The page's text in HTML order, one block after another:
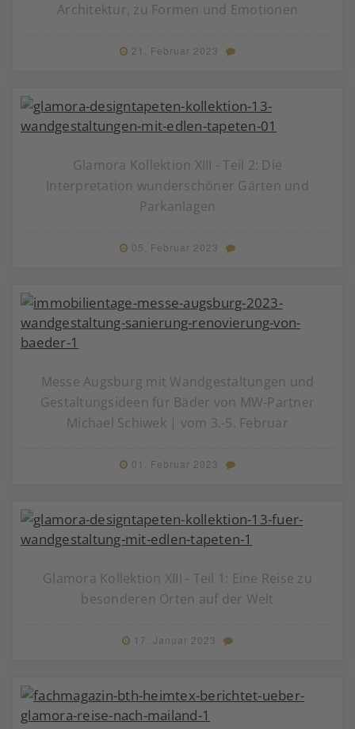
Architektur, zu Formen und Emotionen
21. Februar 2023
Glamora Kollektion XIII - Teil 2: Die
Interpretation wunderschöner Gärten und
Parkanlagen
05. Februar 2023
Messe Augsburg mit Wandgestaltungen und
Gestaltungsideen für Bäder von MW-Partner
Michael Schiwek | vom 3.-5. Februar
01. Februar 2023
Glamora Kollektion XIII - Teil 1: Eine Reise zu
besonderen Orten auf der Welt
17. Januar 2023